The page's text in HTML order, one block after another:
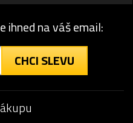
ihned na váš email:
CHCI SLEVU